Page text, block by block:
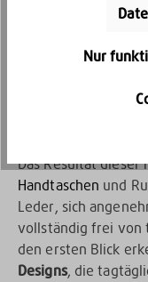
verwenden wir
und
Kein Leder,
echtes Leder
Das Resultat
Handtaschen und
Leder, sich
vollständig frei von
den ersten Blick
Designs, die
Nur